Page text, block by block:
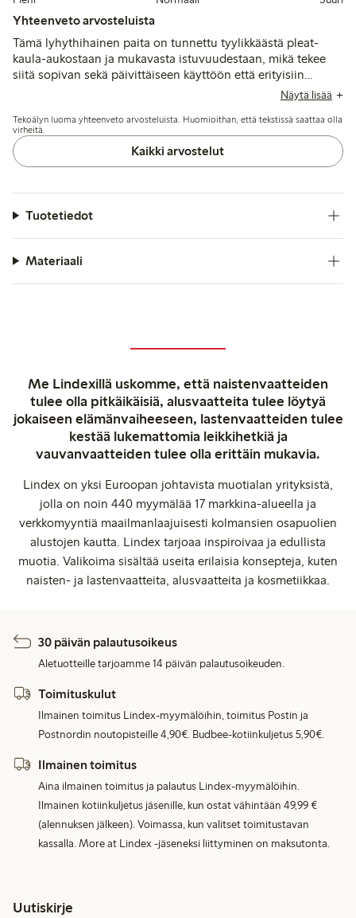
Yhteenveto arvosteluista
Tämä lyhythihainen paita on tunnettu tyylikkäästä pleat-
kaula-aukostaan ja mukavasta istuvuudestaan, mikä tekee
siitä sopivan sekä päivittäiseen käyttöön että erityisiin
tilaisuuksiin. Asiakkaat arvostavat pehmeää kangasta ja
aukko saattaa tuntua odotettua tiukemmalta. Kaiken
kaikkiaan se nähdään monipuolisena lisänä vaatekaappiin, ja
monet ilmaisevat tyytyväisyytensä laatuun ja istuvuuteen.
Näytä lisää
Tekoälyn luoma yhteenveto arvosteluista. Huomioithan, että tekstissä saattaa olla
virheitä.
Kaikki arvostelut
Tuotetiedot
Materiaali
Me Lindexillä uskomme, että naistenvaatteiden
tulee olla pitkäikäisiä, alusvaatteita tulee löytyä
jokaiseen elämänvaiheeseen, lastenvaatteiden tulee
kestää lukemattomia leikkihetkiä ja
vauvanvaatteiden tulee olla erittäin mukavia.
Lindex on yksi Euroopan johtavista muotialan yrityksistä,
jolla on noin 440 myymälää 17 markkina-alueella ja
verkkomyyntiä maailmanlaajuisesti kolmansien osapuolien
alustojen kautta. Lindex tarjoaa inspiroivaa ja edullista
muotia. Valikoima sisältää useita erilaisia konsepteja, kuten
naisten- ja lastenvaatteita, alusvaatteita ja kosmetiikkaa.
30 päivän palautusoikeus
Aletuotteille tarjoamme 14 päivän palautusoikeuden.
Toimituskulut
Ilmainen toimitus Lindex-myymälöihin, toimitus Postin ja
Postnordin noutopisteille 4,90€. Budbee-kotiinkuljetus 5,90€.
Ilmainen toimitus
Aina ilmainen toimitus ja palautus Lindex-myymälöihin.
Ilmainen kotiinkuljetus jäsenille, kun ostat vähintään 49,99 €
(alennuksen jälkeen). Voimassa, kun valitset toimitustavan
kassalla. More at Lindex -jäseneksi liittyminen on maksutonta.
Uutiskirje